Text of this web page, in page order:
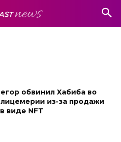
обвинил Хабиба во
из-за продажи
виде NFT